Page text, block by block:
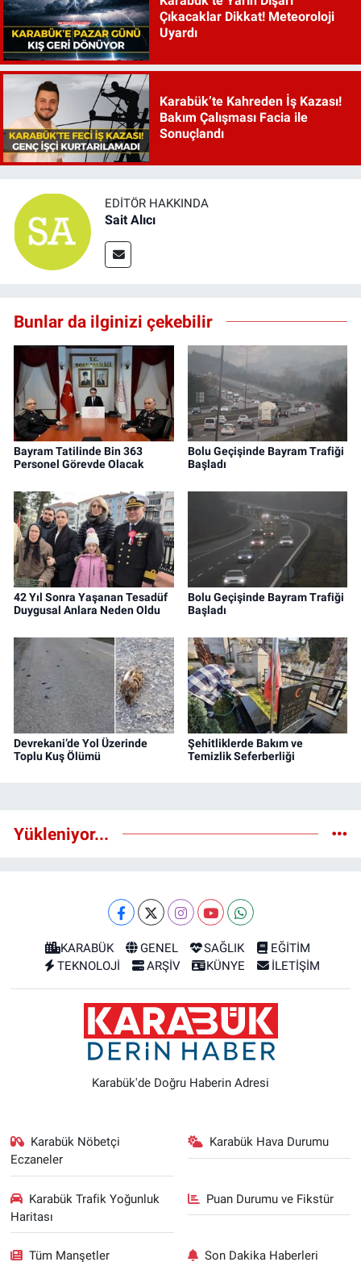
Çıkacaklar Dikkat! Meteoroloji
Uyardı
Karabük’te Kahreden İş Kazası!
Bakım Çalışması Facia ile
Sonuçlandı
EDITÖR HAKKINDA
Sait Alıcı
Bunlar da ilginizi çekebilir
Bayram Tatilinde Bin 363
Personel Görevde Olacak
Bolu Geçişinde Bayram Trafiği
Başladı
42 Yıl Sonra Yaşanan Tesadüf
Duygusal Anlara Neden Oldu
Bolu Geçişinde Bayram Trafiği
Başladı
Devrekani’de Yol Üzerinde
Toplu Kuş Ölümü
Şehitliklerde Bakım ve
Temizlik Seferberliği
Yükleniyor...
KARABÜK GENEL SAĞLIK
EĞİTİM
TEKNOLOJİ
ARŞİV KÜNYE İLETİŞİM
Karabük'de Doğru Haberin Adresi
Karabük Nöbetçi
Eczaneler
Karabük Hava Durumu
Karabük Trafik Yoğunluk
Haritası
Puan Durumu ve Fikstür
Tüm Manşetler Son Dakika Haberleri